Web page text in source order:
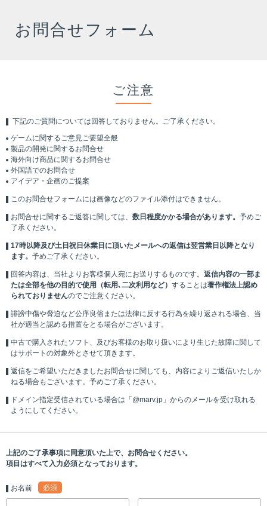
お問合せフォーム
ご注意
下記のご質問については回答しておりません。ご了承ください。
ゲームに関するご意見ご要望全般
製品の開発に関するお問合せ
海外向け商品に関するお問合せ
外国語でのお問合せ
アイデア・企画のご提案
このお問合せフォームには画像などのファイル添付はできません。
お問合せに関するご返答に関しては、 数日程度かかる場合があります。 予めご
了承ください。
17時以降及び土日祝日休業日に頂いたメールへの返信は翌営業日以降となり
ます。 予めご了承ください。
回答内容は、当社よりお客様個人宛にお送りするものです。 返信内容の一部ま
たは全部を他の目的で使用（転用､二次利用など） することは著作権法上認め
られておりませんのでご注意ください。
誹謗中傷や脅迫など公序良俗または法律に反する行為を繰り返される場合、当
社が適当と認める措置をとる場合がございます。
中古で購入されたソフト、及びお客様のお取り扱いにより生じた故障に関して
はサポートの対象外とさせて頂きます。
返信をご希望いただきましたお問合せに関しても、内容によりご返信いたしか
ねる場合もございます。予めご了承ください。
ドメイン指定受信されている場合は「@marv.jp」からのメールを受け取れる
ようにしてください。
上記のご了承事項に同意頂いた上で、お問合せください。
項目はすべて入力必須となっております。
お名前 必須